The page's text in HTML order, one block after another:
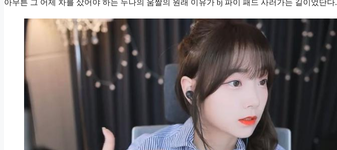
아무튼 그 어제 차를 샀어야 하는 누나의 움짤의 원래 이유가 bj 파이 패드 사러가는 길이었단다.